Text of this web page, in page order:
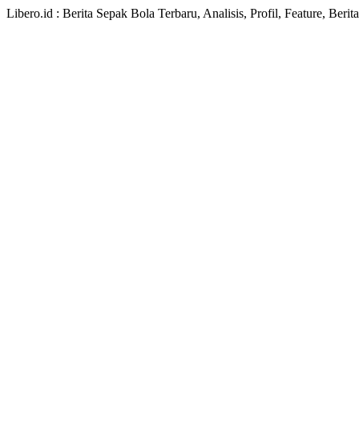
Libero.id : Berita Sepak Bola Terbaru, Analisis, Profil, Feature,